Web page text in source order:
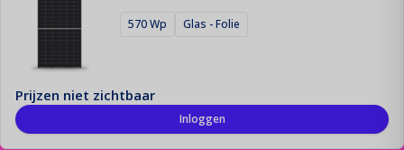
570 Wp Glas - Folie
Prijzen niet zichtbaar
Inloggen